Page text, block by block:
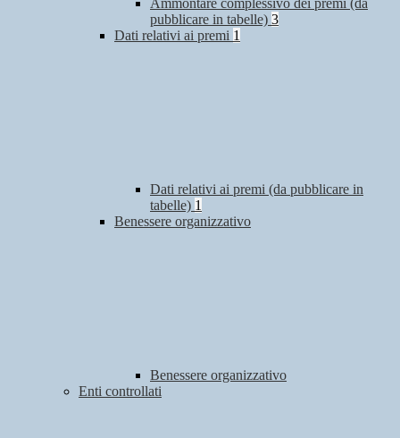
Ammontare complessivo dei premi (da
pubblicare in tabelle) 3
Dati relativi ai premi 1
Dati relativi ai premi (da pubblicare in
tabelle) 1
Benessere organizzativo
Benessere organizzativo
Enti controllati